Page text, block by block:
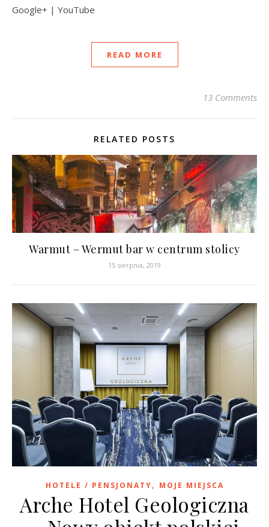
Google+ | YouTube
READ MORE
13 Comments
RELATED POSTS
Warmut – Wermut bar w centrum stolicy
15 sierpnia, 2019
HOTELE / PENSJONATY, MOJE MIEJSCA
Arche Hotel Geologiczna